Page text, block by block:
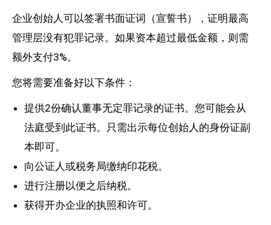
企业创始人可以签署书面证词（宣誓书），证明最高
管理层没有犯罪记录。如果资本超过最低金额，则需
额外支付3%。
您将需要准备好以下条件：
提供2份确认董事无定罪记录的证书。您可能会从
法庭受到此证书。只需出示每位创始人的身份证副
本即可。
向公证人或税务局缴纳印花税。
进行注册以便之后纳税。
获得开办企业的执照和许可。